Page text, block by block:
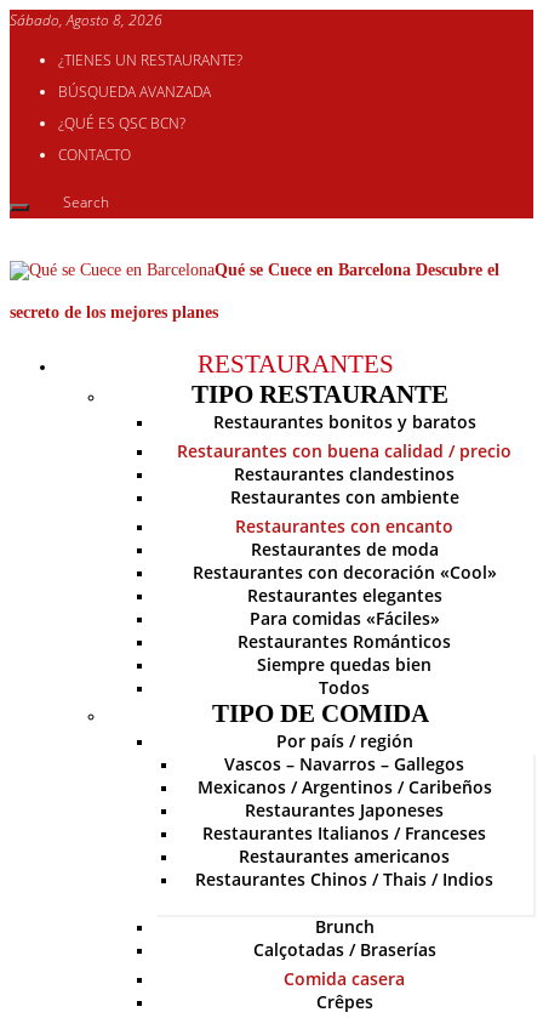
Sábado, Agosto 8, 2026
¿TIENES UN RESTAURANTE?
BÚSQUEDA AVANZADA
¿QUÉ ES QSC BCN?
CONTACTO
Qué se Cuece en Barcelona Descubre el
secreto de los mejores planes
RESTAURANTES
TIPO RESTAURANTE
Restaurantes bonitos y baratos
Restaurantes con buena calidad / precio
Restaurantes clandestinos
Restaurantes con ambiente
Restaurantes con encanto
Restaurantes de moda
Restaurantes con decoración «Cool»
Restaurantes elegantes
Para comidas «Fáciles»
Restaurantes Románticos
Siempre quedas bien
Todos
TIPO DE COMIDA
Por país / región
Vascos – Navarros – Gallegos
Mexicanos / Argentinos / Caribeños
Restaurantes Japoneses
Restaurantes Italianos / Franceses
Restaurantes americanos
Restaurantes Chinos / Thais / Indios
Brunch
Calçotadas / Braserías
Comida casera
Crêpes